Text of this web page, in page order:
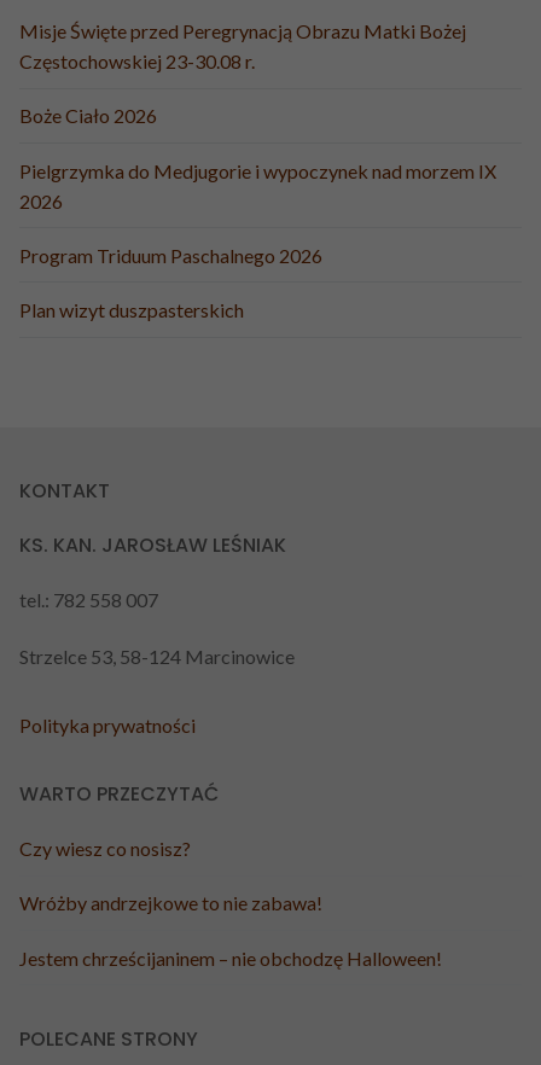
Misje Święte przed Peregrynacją Obrazu Matki Bożej
Częstochowskiej 23-30.08 r.
Boże Ciało 2026
Pielgrzymka do Medjugorie i wypoczynek nad morzem IX
2026
Program Triduum Paschalnego 2026
Plan wizyt duszpasterskich
KONTAKT
KS. KAN. JAROSŁAW LEŚNIAK
tel.: 782 558 007
Strzelce 53, 58-124 Marcinowice
Polityka prywatności
WARTO PRZECZYTAĆ
Czy wiesz co nosisz?
Wróżby andrzejkowe to nie zabawa!
Jestem chrześcijaninem – nie obchodzę Halloween!
POLECANE STRONY